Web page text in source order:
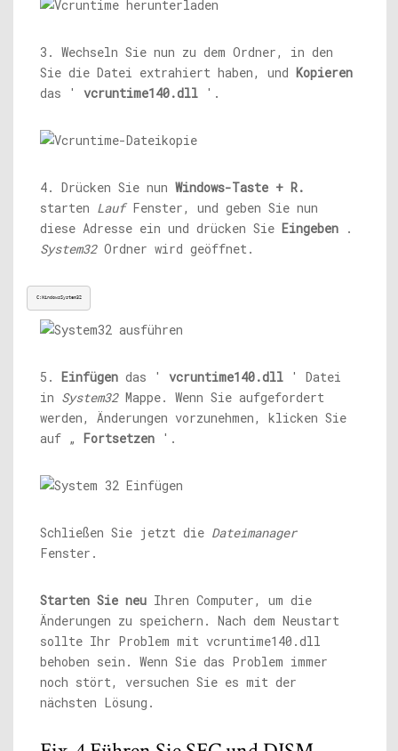
3. Wechseln Sie nun zu dem Ordner, in den
Sie die Datei extrahiert haben, und Kopieren
das ' vcruntime140.dll '.
4. Drücken Sie nun Windows-Taste + R.
starten LaufFenster, und geben Sie nun
diese Adresse ein und drücken Sie Eingeben .
System32Ordner wird geöffnet.
C:WindowsSystem32
5. Einfügen das ' vcruntime140.dll ' Datei
in System32Mappe. Wenn Sie aufgefordert
werden, Änderungen vorzunehmen, klicken Sie
auf „ Fortsetzen '.
Schließen Sie jetzt die Dateimanager
Fenster.
Starten Sie neu Ihren Computer, um die
Änderungen zu speichern. Nach dem Neustart
sollte Ihr Problem mit vcruntime140.dll
behoben sein. Wenn Sie das Problem immer
noch stört, versuchen Sie es mit der
nächsten Lösung.